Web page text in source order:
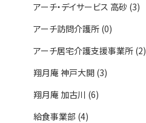
アーチ・デイサービス 高砂 (3)
アーチ訪問介護所 (0)
アーチ居宅介護支援事業所 (2)
翔月庵 神戸大開 (3)
翔月庵 加古川 (6)
給食事業部 (4)